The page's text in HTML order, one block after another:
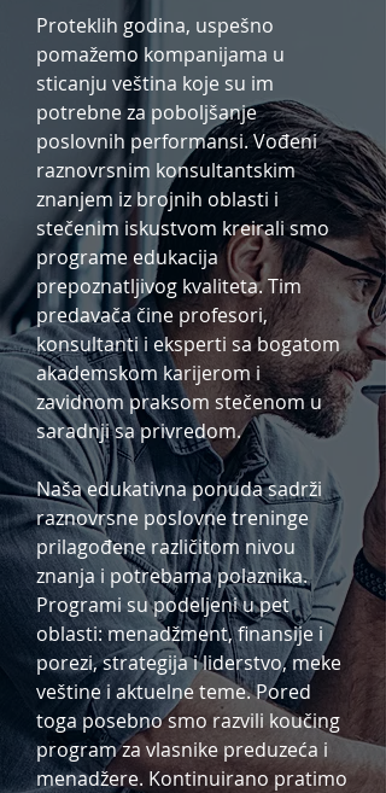
Proteklih godina, uspešno
pomažemo kompanijama u
sticanju veština koje su im
potrebne za poboljšanje
poslovnih performansi. Vođeni
raznovrsnim konsultantskim
znanjem iz brojnih oblasti i
stečenim iskustvom kreirali smo
programe edukacija
prepoznatljivog kvaliteta. Tim
predavača čine profesori,
konsultanti i eksperti sa bogatom
akademskom karijerom i
zavidnom praksom stečenom u
saradnji sa privredom.
Naša edukativna ponuda sadrži
raznovrsne poslovne treninge
prilagođene različitom nivou
znanja i potrebama polaznika.
Programi su podeljeni u pet
oblasti: menadžment, finansije i
porezi, strategija i liderstvo, meke
veštine i aktuelne teme. Pored
toga posebno smo razvili koučing
program za vlasnike preduzeća i
menadžere. Kontinuirano pratimo